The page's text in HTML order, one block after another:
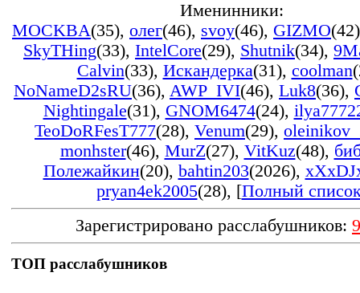
Именинники:
MOCKBA(35), олег(46), svoy(46), GIZMO(42)
SkyTHing(33), IntelCore(29), Shutnik(34),
Calvin(33), Искандерка(31), coolman
NoNameD2sRU(36), AWP_IVI(46), Luk8(36),
Nightingale(31), GNOM6474(24),
TeoDoRFesT777(28), Venum(29),
monhster(46), MurZ(27), VitKuz(48),
Полежайкин(20), bahtin203(2026),
pryan4ek2005(28), [Полный
Зарегистрировано расслабушников:
ТОП расслабушников